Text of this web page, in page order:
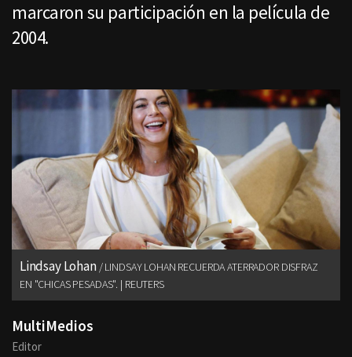
marcaron su participación en la película de
2004.
Lindsay Lohan
LINDSAY LOHAN RECUERDA ATERRADOR DISFRAZ
EN "CHICAS PESADAS". | REUTERS
MultiMedios
Editor